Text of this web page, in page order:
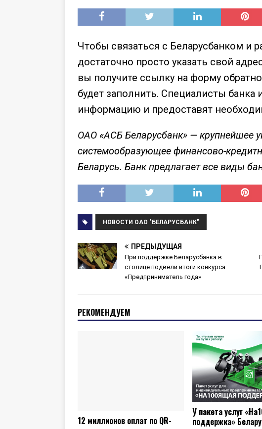
Чтобы связаться с Беларусбанком и
достаточно просто указать свой
вы получите ссылку на форму
будет заполнить. Специалисты банка
информацию и предоставят
ОАО «АСБ Беларусбанк» — крупнейшее
системообразующее финансово-
Беларусь. Банк предлагает все виды
НОВОСТИ ОАО "БЕЛАРУСБАНК"
ПРЕДЫДУЩАЯ
При поддержке Беларусбанка в
столице подвели итоги конкурса
«Предприниматель года»
РЕКОМЕНДУЕМ
12 миллионов оплат по QR-
У пакета услуг
поддержка»